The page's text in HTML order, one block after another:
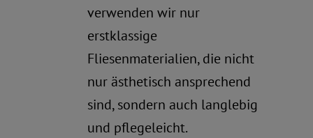
verwenden wir nur
erstklassige
Fliesenmaterialien, die nicht
nur ästhetisch ansprechend
sind, sondern auch langlebig
und pflegeleicht.